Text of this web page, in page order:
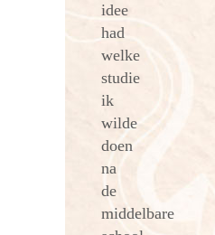
idee
had
welke
studie
ik
wilde
doen
na
de
middelbare